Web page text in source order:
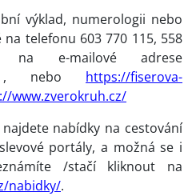
výklad, numerologii nebo
telefonu 603 770 115, 558
e-mailové adrese
nebo https://fiserova-
www.zverokruh.cz/
nabídky na cestování
portály, a možná se i
/stačí kliknout na
nabidky/.